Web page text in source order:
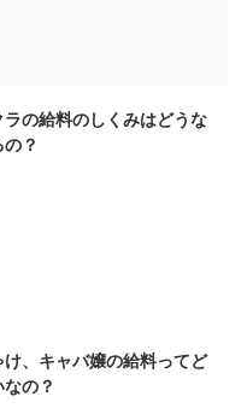
ラの給料のしくみはどうな
？
け、キャバ嬢の給料ってど
の？